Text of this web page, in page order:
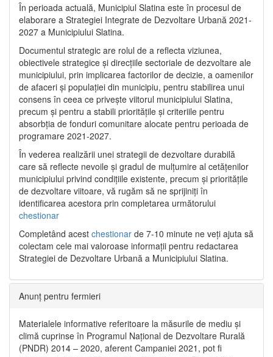
În perioada actuală, Municipiul Slatina este în procesul de
elaborare a Strategiei Integrate de Dezvoltare Urbană 2021‐
2027 a Municipiului Slatina.
Documentul strategic are rolul de a reflecta viziunea,
obiectivele strategice și direcțiile sectoriale de dezvoltare ale
municipiului, prin implicarea factorilor de decizie, a oamenilor
de afaceri și populației din municipiu, pentru stabilirea unui
consens în ceea ce privește viitorul municipiului Slatina,
precum și pentru a stabili prioritățile și criteriile pentru
absorbția de fonduri comunitare alocate pentru perioada de
programare 2021-2027.
În vederea realizării unei strategii de dezvoltare durabilă
care să reflecte nevoile și gradul de mulțumire al cetățenilor
municipiului privind condițiile existente, precum și prioritățile
de dezvoltare viitoare, vă rugăm să ne sprijiniți în
identificarea acestora prin completarea următorului
chestionar
Completând acest chestionar de 7-10 minute ne veți ajuta să
colectam cele mai valoroase informații pentru redactarea
Strategiei de Dezvoltare Urbană a Municipiului Slatina.
Anunț pentru fermieri
Materialele informative referitoare la măsurile de mediu și
climă cuprinse în Programul Național de Dezvoltare Rurală
(PNDR) 2014 – 2020, aferent Campaniei 2021, pot fi